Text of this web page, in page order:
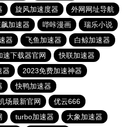
旋风加速度器
外网网址导航
加速器 哔咔漫画
瑞乐小说
器 飞鱼加速器
白鲸加速器
速下载器官网
快联加速器
器
2023免费加速神器
快鸭加速器
场最新官网
优云666
turbo加速器 大象加速器